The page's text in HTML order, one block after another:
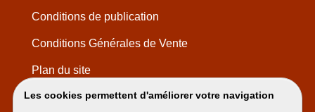
Les cookies permettent d'améliorer votre navigation
Conditions de publication
Conditions Générales de Vente
Plan du site